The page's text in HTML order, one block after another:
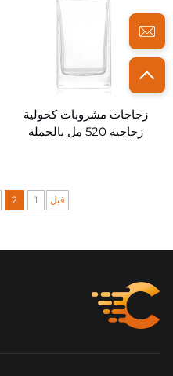
زجاجات مشروبات كحولية
زجاجية 520 مل بالجملة
قبل 1
2